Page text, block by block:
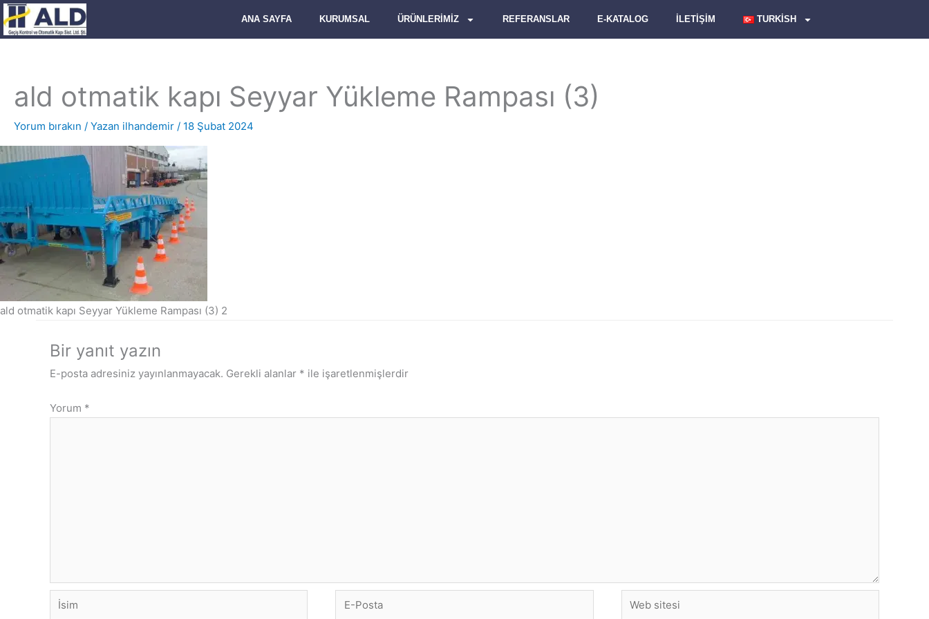
İçeriğe
atla
ANA SAYFA KURUMSAL ÜRÜNLERİMİZ REFERANSLAR E-KATALOG İLETİŞİM TURKISH
ald otmatik kapı Seyyar Yükleme Rampası (3)
Yorum bırakın / Yazan ilhandemir / 18 Şubat 2024
ald otmatik kapı Seyyar Yükleme Rampası (3) 2
Bir yanıt yazın
E-posta adresiniz yayınlanmayacak. Gerekli alanlar * ile işaretlenmişlerdir
Yorum *
İsim
E-
Web